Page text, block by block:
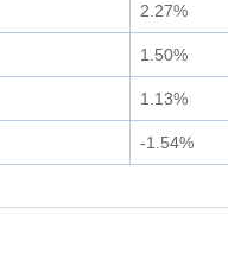
2.27%
1.50%
1.13%
-1.54%